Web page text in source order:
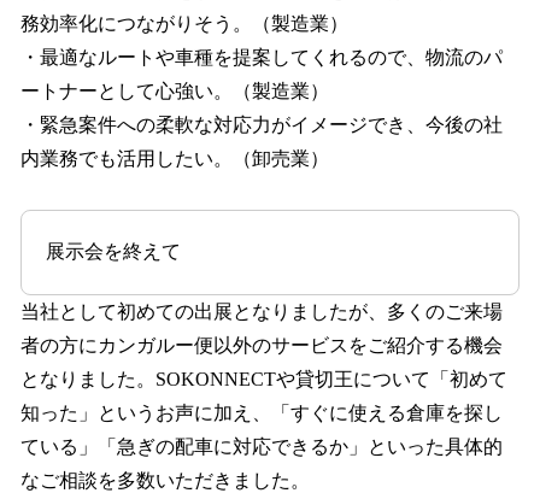
務効率化につながりそう。（製造業）
・最適なルートや車種を提案してくれるので、物流のパ
ートナーとして心強い。（製造業）
・緊急案件への柔軟な対応力がイメージでき、今後の社
内業務でも活用したい。（卸売業）
展示会を終えて
当社として初めての出展となりましたが、多くのご来場
者の方にカンガルー便以外のサービスをご紹介する機会
となりました。SOKONNECTや貸切王について「初めて
知った」というお声に加え、「すぐに使える倉庫を探し
ている」「急ぎの配車に対応できるか」といった具体的
なご相談を多数いただきました。